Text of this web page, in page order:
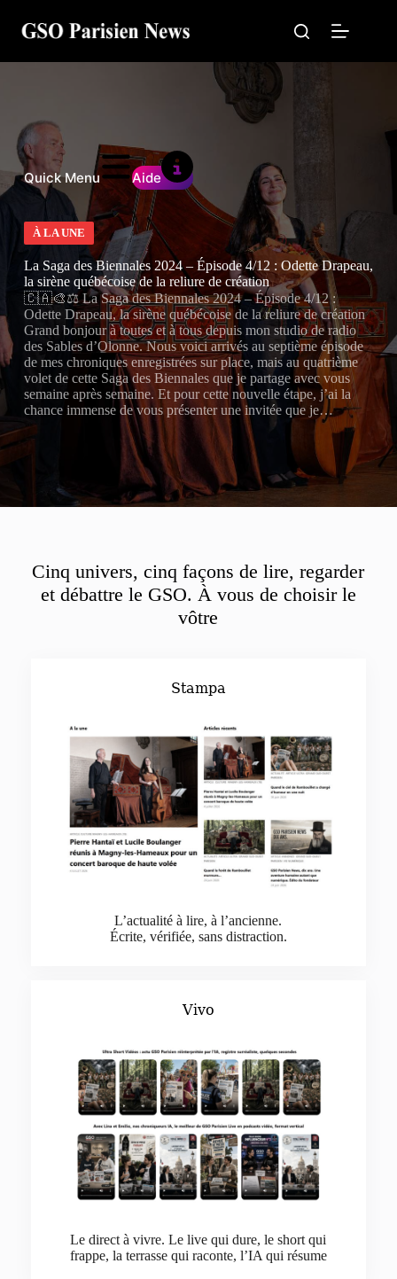
contenu
Quick Menu Aide
À LA UNE
La Saga des Biennales 2024 – Épisode 4/12 : Odette Drapeau,
la sirène québécoise de la reliure de création
🇨🇦🎨⚖️ La Saga des Biennales 2024 – Épisode 4/12 :
Odette Drapeau, la sirène québécoise de la reliure de création
Grand bonjour à toutes et à tous depuis mon studio de radio
des Sables d’Olonne. Nous voici arrivés au septième épisode
de mes chroniques enregistrées sur place, mais au quatrième
volet de cette Saga des Biennales que je partage avec vous
semaine après semaine. Et pour cette nouvelle étape, j’ai la
chance immense de vous présenter une invitée que je…
Cinq univers, cinq façons de lire, regarder
et débattre le GSO. À vous de choisir le
vôtre
Stampa
L’actualité à lire, à l’ancienne.
Écrite, vérifiée, sans distraction.
Vivo
Le direct à vivre. Le live qui dure, le short qui
frappe, la terrasse qui raconte, l’IA qui résume